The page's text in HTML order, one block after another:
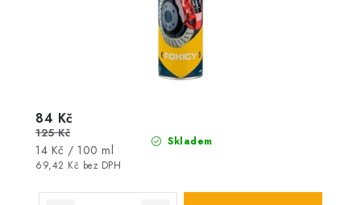
Skladem
69,42 Kč bez DPH
84 Kč
125 Kč
Měrná
cena:
14 Kč / 100 ml